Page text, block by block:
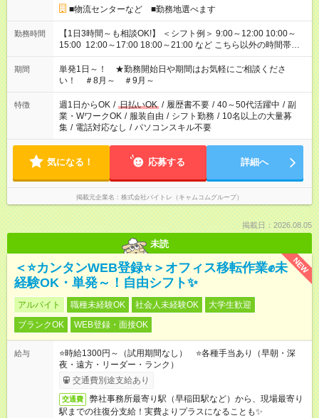
■物流センターなど ■勤務地選べます
勤務時間
【1日3時間～も相談OK!】 ＜シフト例＞ 9:00～12:00 10:00～
15:00 12:00～17:00 18:00～21:00 など こちら以外の時間帯も
お気軽にご相談ください！
期間
単発1日～！ ★勤務開始日や期間はお気軽にご相談くださ
い！ ＃8月～ ＃9月～
特徴 週1日からOK / 日払いOK / 履歴書不要 / 40～50代活躍中 / 副
業・WワークOK / 服装自由 / シフト勤務 / 10名以上の大量募
集 / 電話対応なし / パソコンスキル不要
気になる！ 応募する 詳細へ
掲載元企業名 株式会社バイトレ（キャムコムグループ）
掲載日：2026.08.05
未読
NEW
＜⭐カンタンWEB登録⭐＞オフィス移転作業✊未
経験OK・単発～！自由シフト✨
アルバイト 職種未経験OK 社会人未経験OK
大学生歓迎
ブランクOK
WEB登録・面接OK
給与
⭐時給1300円～（試用期間なし） ⭐各種手当あり（早朝・深
夜・遠方・リーダー・ランク）
交通費別途支給あり
交通費
弊社事務所最寄り駅（早稲田駅など）から、現場最寄り
駅までの往復分支給！実費よりプラスになることも✨